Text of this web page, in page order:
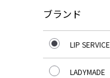
ブランド
LIP SERVICE
LADYMADE